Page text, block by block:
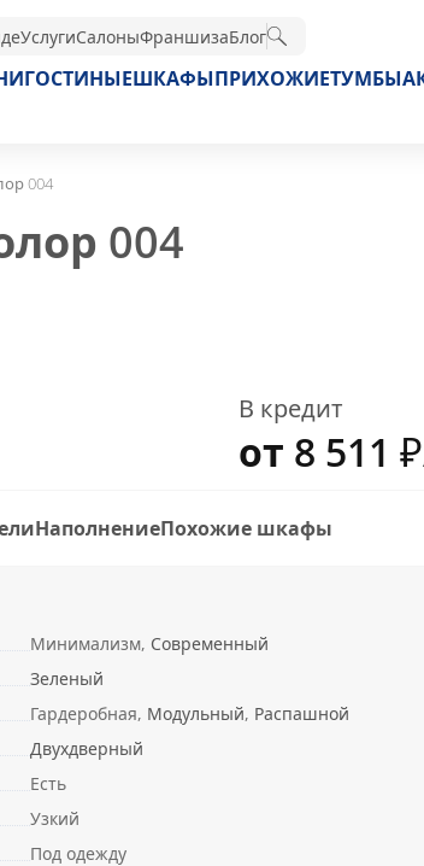
УслугиСалоныФраншизаБлог
ГОСТИНЫЕШКАФЫПРИХОЖИЕТУМБЫ
004
004
В кредит
от 8 511 ₽
НаполнениеПохожие шкафы
Минимализм, Современный
Зеленый
Гардеробная, Модульный, Распашной
Двухдверный
Есть
Узкий
Под одежду